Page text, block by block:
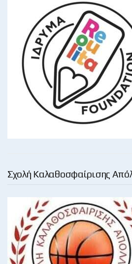
Σχολή Καλαθοσφαίρισης